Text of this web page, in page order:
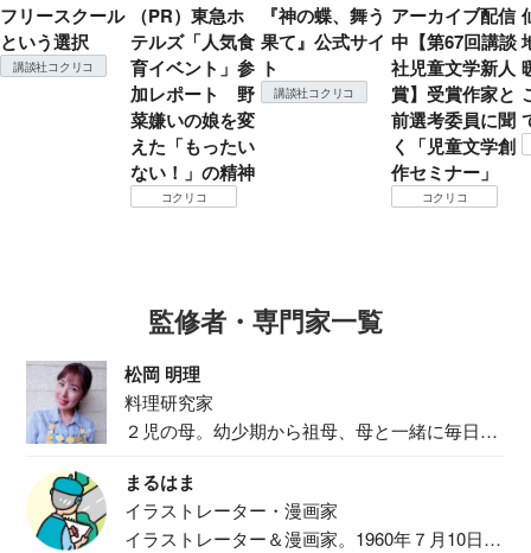
フリースクール
という選択
講談社コクリコ
（PR）東急ホ
テルズ「人気食
育イベント」参
加レポート 野
菜嫌いの娘を変
えた「もったい
ない！」の精神
コクリコ
『神の蝶、舞う
果て』公式サイ
ト
講談社コクリコ
アーカイブ配信
中【第67回講談
社児童文学新人
賞】受賞作家と
前選考委員に聞
く「児童文学創
作セミナー」
コクリコ
監修者・専門家一覧
松岡 明理
料理研究家
２児の母。幼少期から祖母、母と一緒に毎日の
まるはま
イラストレーター・漫画家
イラストレーター＆漫画家。1960年７月10日生